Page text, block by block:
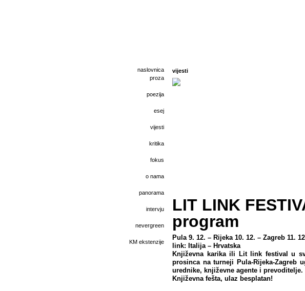
naslovnica
proza
poezija
esej
vijesti
kritika
fokus
o nama
panorama
intervju
nevergreen
KM ekstenzije
vijesti
LIT LINK
program
Pula 9. 12. – Rijeka 10. 12. – Zagreb 11.
link: Italija – Hrvatska
Književna karika ili Lit link festival u
prosinca na turneji Pula-Rijeka-Zagreb
urednike, književne agente i prevoditelje.
Književna fešta, ulaz besplatan!